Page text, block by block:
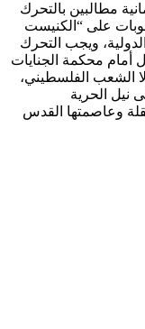
مطالبين بالتحرك
على “الكنيست
ويجب التحرك
أمام محكمة الجنايات
الشعب الفلسطيني،
نيل الحرية
وعاصمتها القدس